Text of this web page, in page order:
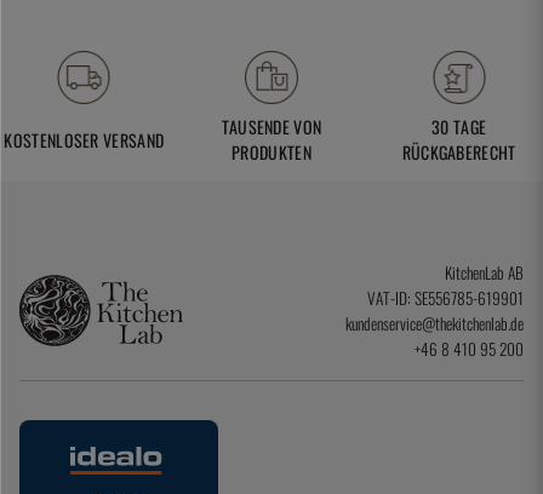
KOSTENLOSER VERSAND
TAUSENDE VON
PRODUKTEN
30 TAGE
RÜCKGABERECHT
KitchenLab AB
VAT-ID: SE556785-619901
kundenservice@thekitchenlab.de
+46 8 410 95 200